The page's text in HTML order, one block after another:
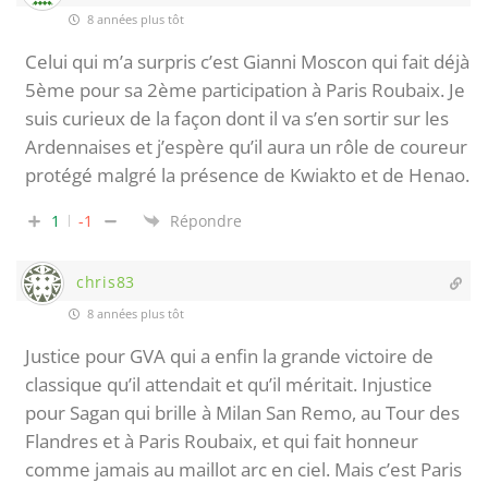
8 années plus tôt
Celui qui m’a surpris c’est Gianni Moscon qui fait déjà
5ème pour sa 2ème participation à Paris Roubaix. Je
suis curieux de la façon dont il va s’en sortir sur les
Ardennaises et j’espère qu’il aura un rôle de coureur
protégé malgré la présence de Kwiakto et de Henao.
1 -1 Répondre
chris83
8 années plus tôt
Justice pour GVA qui a enfin la grande victoire de
classique qu’il attendait et qu’il méritait. Injustice
pour Sagan qui brille à Milan San Remo, au Tour des
Flandres et à Paris Roubaix, et qui fait honneur
comme jamais au maillot arc en ciel. Mais c’est Paris